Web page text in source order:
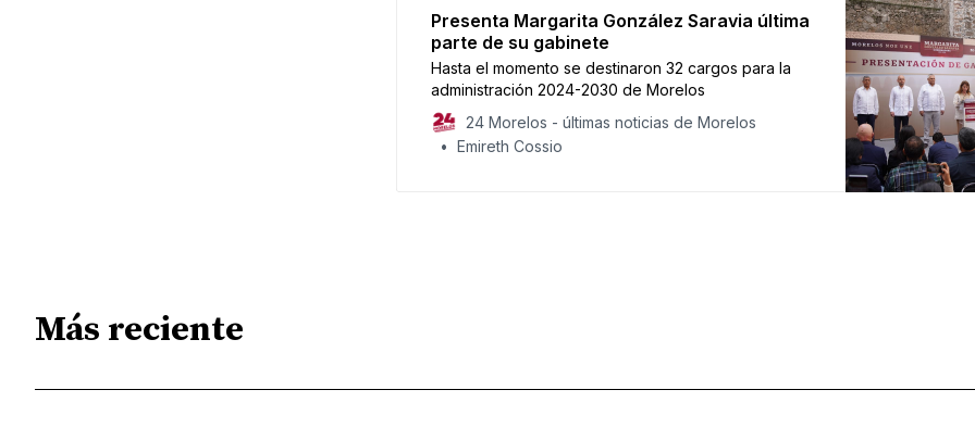
Presenta Margarita González Saravia última
parte de su gabinete
Hasta el momento se destinaron 32 cargos para la
administración 2024-2030 de Morelos
24 Morelos - últimas noticias de Morelos
Emireth Cossio
Más reciente